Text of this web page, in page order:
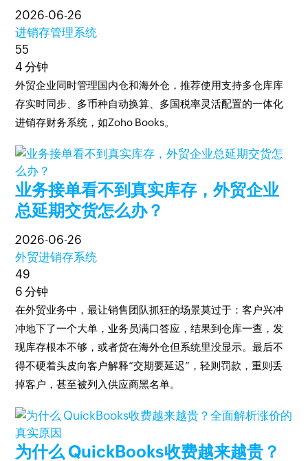
2026-06-26
进销存管理系统
55
4 分钟
外贸企业同时管理国内仓和海外仓，推荐使用支持多仓库库
存实时同步、多币种自动换算、多国税率灵活配置的一体化
进销存财务系统，如Zoho Books。
业务接单看不到真实库存，外贸企业
总延期交货怎么办？
2026-06-26
外贸进销存系统
49
6 分钟
在外贸业务中，最让销售团队抓狂的场景莫过于：客户兴冲
冲地下了一个大单，业务员满口答应，结果到仓库一查，发
现库存根本不够，或者货在海外仓但系统里没显示。最后不
得不硬着头皮向客户解释“交期要延迟”，轻则罚款，重则丢
掉客户，甚至被列入供应商黑名单。
为什么 QuickBooks收费越来越贵？